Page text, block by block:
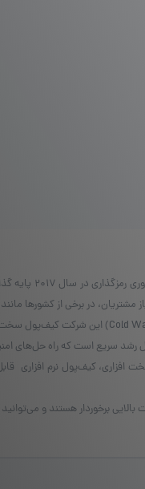
شرکت
در برخی از کشورها مانند،
سریع است که راه حل‌های
کیف‌پول نرم افزاری قابل
بالایی برخوردار هستند و